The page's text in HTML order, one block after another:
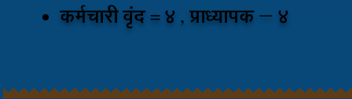
कर्मचारी वृंद = 4 , प्राध्यापक – 4